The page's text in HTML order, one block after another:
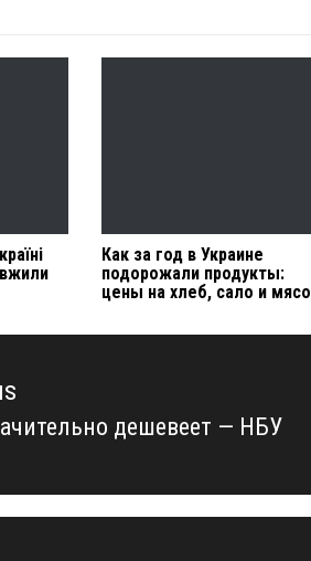
Как за год в Украине
подорожали продукты:
цены на хлеб, сало и мясо
дешевеет — НБУ